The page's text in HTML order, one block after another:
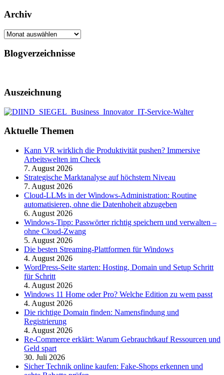
Archiv
Archiv
Blogverzeichnisse
Auszeichnung
Aktuelle Themen
Kann VR wirklich die Produktivität pushen? Immersive
Arbeitswelten im Check
7. August 2026
Strategische Marktanalyse auf höchstem Niveau
7. August 2026
Cloud-LLMs in der Windows-Administration: Routine
automatisieren, ohne die Datenhoheit abzugeben
6. August 2026
Windows-Tipp: Passwörter richtig speichern und verwalten –
ohne Cloud-Zwang
5. August 2026
Die besten Streaming-Plattformen für Windows
4. August 2026
WordPress-Seite starten: Hosting, Domain und Setup Schritt
für Schritt
4. August 2026
Windows 11 Home oder Pro? Welche Edition zu wem passt
4. August 2026
Die richtige Domain finden: Namensfindung und
Registrierung
4. August 2026
Re-Commerce erklärt: Warum Gebrauchtkauf Ressourcen und
Geld spart
30. Juli 2026
Sicher Technik online kaufen: Fake-Shops erkennen und